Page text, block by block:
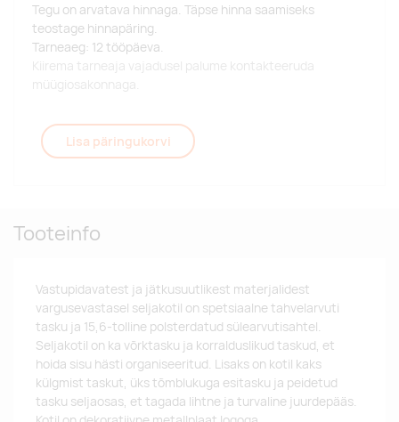
Tegu on arvatava hinnaga. Täpse hinna saamiseks
teostage hinnapäring.
Tarneaeg: 12 tööpäeva.
Kiirema tarneaja vajadusel palume kontakteeruda
müügiosakonnaga.
Lisa päringukorvi
Tooteinfo
Vastupidavatest ja jätkusuutlikest materjalidest
vargusevastasel seljakotil on spetsiaalne tahvelarvuti
tasku ja 15,6-tolline polsterdatud sülearvutisahtel.
Seljakotil on ka võrktasku ja korralduslikud taskud, et
hoida sisu hästi organiseeritud. Lisaks on kotil kaks
külgmist taskut, üks tõmblukuga esitasku ja peidetud
tasku seljaosas, et tagada lihtne ja turvaline juurdepääs.